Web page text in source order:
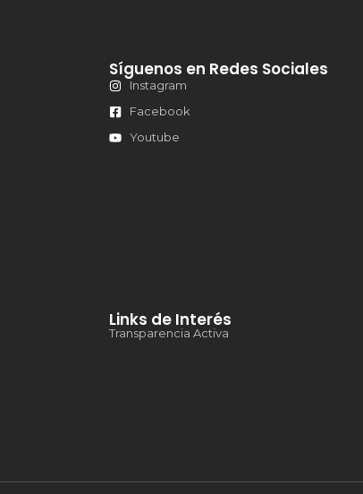
Síguenos en Redes Sociales
Instagram
Facebook
Youtube
Links de Interés
Transparencia Activa